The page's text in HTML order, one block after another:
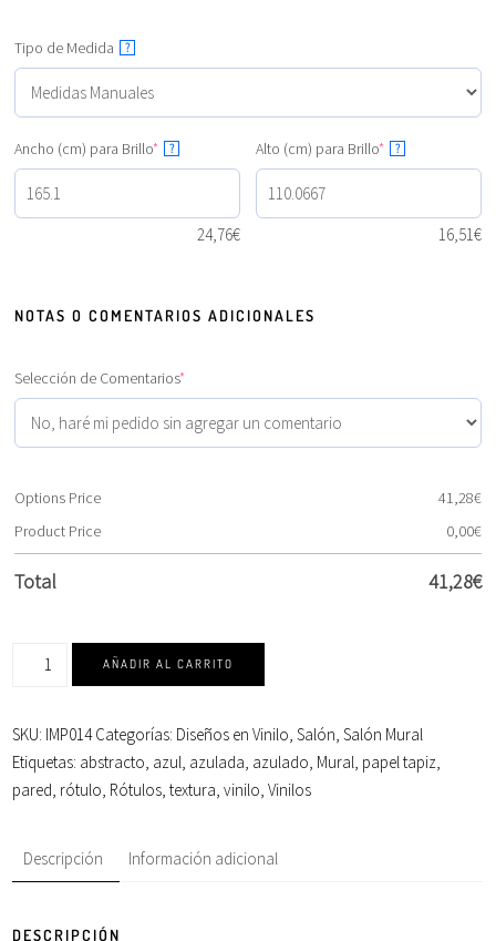
Tipo de Medida ?
Ancho (cm) para Brillo* ?
24,76€
Alto (cm) para Brillo* ?
16,51€
NOTAS O COMENTARIOS ADICIONALES
Selección de Comentarios*
Options Price 41,28€
Product Price
0,00€
Total 41,28€
AÑADIR AL CARRITO
SKU: IMP014Categorías: Diseños en Vinilo,Salón,Salón Mural
Etiquetas: abstracto, azul, azulada, azulado, Mural, papel tapiz,
pared, rótulo, Rótulos,textura,vinilo,Vinilos
Descripción Información adicional
DESCRIPCIÓN